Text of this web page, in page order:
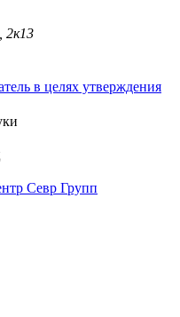
2к13
в целях утверждения
Севр Групп